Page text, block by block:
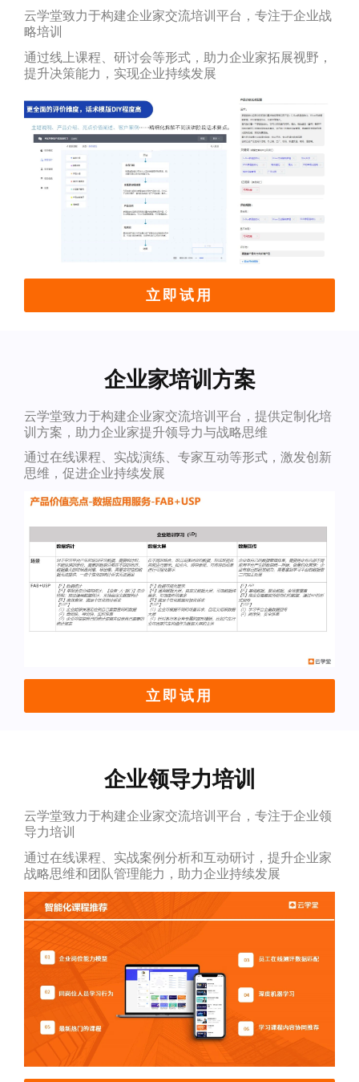
云学堂致力于构建企业家交流培训平台，专注于企业战
略培训
通过线上课程、研讨会等形式，助力企业家拓展视野，
提升决策能力，实现企业持续发展
立即试用
企业家培训方案
云学堂致力于构建企业家交流培训平台，提供定制化培
训方案，助力企业家提升领导力与战略思维
通过在线课程、实战演练、专家互动等形式，激发创新
思维，促进企业持续发展
立即试用
企业领导力培训
云学堂致力于构建企业家交流培训平台，专注于企业领
导力培训
通过在线课程、实战案例分析和互动研讨，提升企业家
战略思维和团队管理能力，助力企业持续发展